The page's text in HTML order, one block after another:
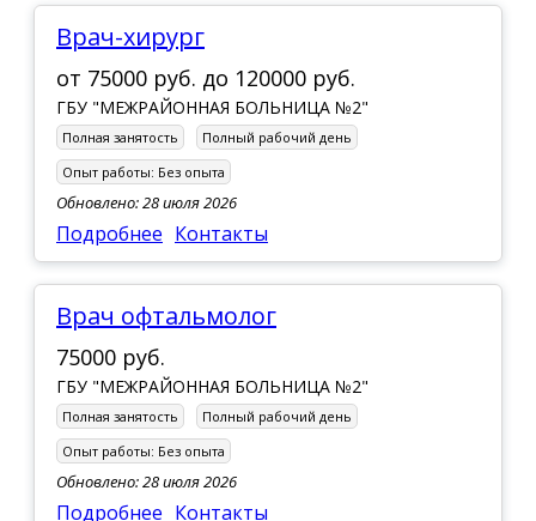
врач-хирург
от 75000 руб. до 120000 руб.
ГБУ "МЕЖРАЙОННАЯ БОЛЬНИЦА №2"
Полная занятость
Полный рабочий день
Опыт работы: Без опыта
Обновлено: 28 июля 2026
Подробнее Контакты
врач офтальмолог
75000 руб.
ГБУ "МЕЖРАЙОННАЯ БОЛЬНИЦА №2"
Полная занятость
Полный рабочий день
Опыт работы: Без опыта
Обновлено: 28 июля 2026
Подробнее Контакты